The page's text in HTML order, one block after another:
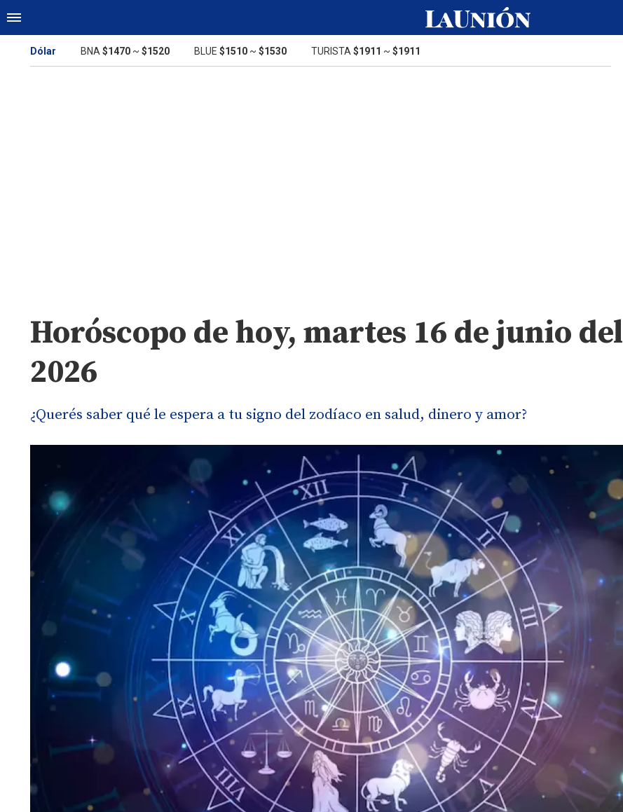
Dólar BNA $1470 ~ $1520 BLUE $1510 ~ $1530 TURISTA $1911 ~ $1911
Horóscopo de hoy, martes 16 de junio del
2026
¿Querés saber qué le espera a tu signo del zodíaco en salud, dinero y amor?